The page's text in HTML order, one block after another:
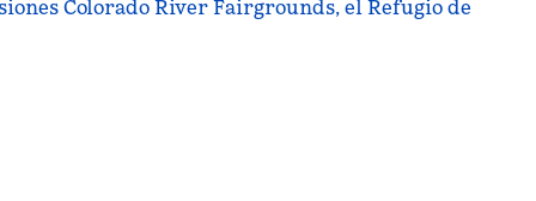
Colorado River Fairgrounds, el Refugio de